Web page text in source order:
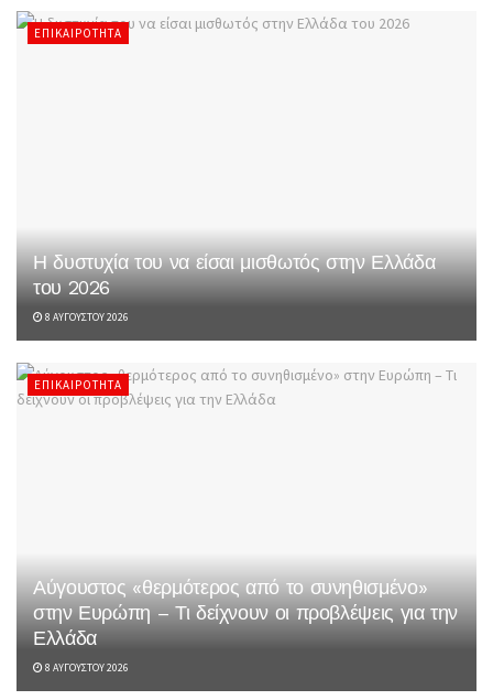
ΕΠΙΚΑΙΡΌΤΗΤΑ
Η δυστυχία του να είσαι μισθωτός στην Ελλάδα
του 2026
8 ΑΥΓΟΎΣΤΟΥ 2026
ΕΠΙΚΑΙΡΌΤΗΤΑ
Αύγουστος «θερμότερος από το συνηθισμένο»
στην Ευρώπη – Τι δείχνουν οι προβλέψεις για την
Ελλάδα
8 ΑΥΓΟΎΣΤΟΥ 2026